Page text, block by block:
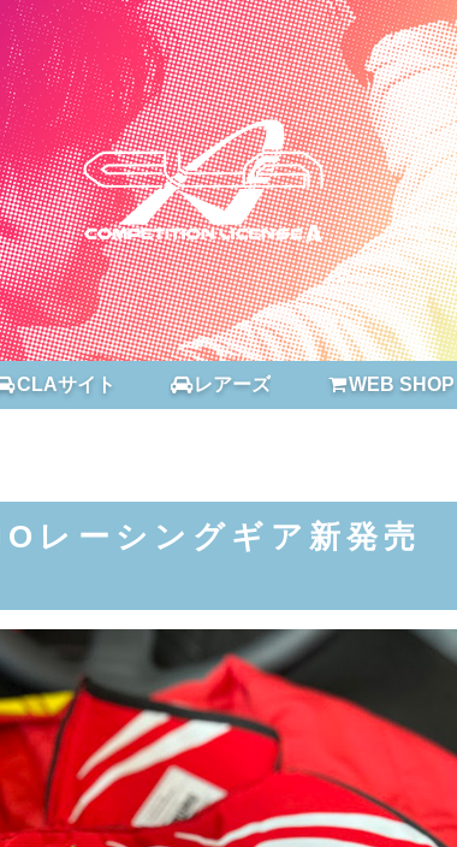
CLAサイト レアーズ WEB SHOP
ーシングギア新発売